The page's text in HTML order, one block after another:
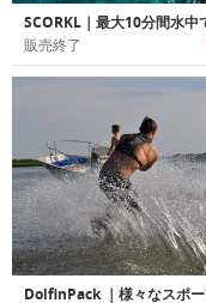
販売終了